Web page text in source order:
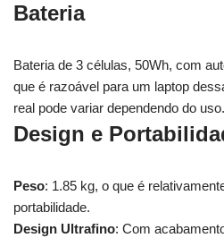
Bateria
Bateria de 3 células, 50Wh, com
que é razoável para um laptop
real pode variar dependendo do uso.
Design e
Peso: 1.85 kg, o que é
portabilidade.
Design Ultrafino: Com